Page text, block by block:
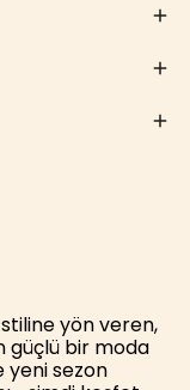
stiline yön veren,
güçlü bir moda
yeni sezon